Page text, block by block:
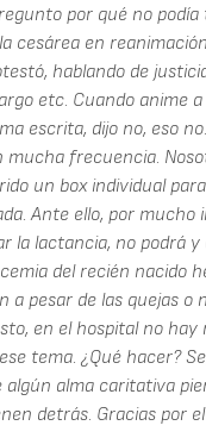
por qué no podía
cesárea en
hablando de
etc. Cuando anime
escrita, dijo no, eso
mucha frecuencia.
un box individual
Ante ello, por mucho
la lactancia, no podrá y
del recién nacido
a pesar de las quejas o
en el hospital no hay
tema. ¿Qué hacer?
algún alma caritativa
detrás. Gracias por